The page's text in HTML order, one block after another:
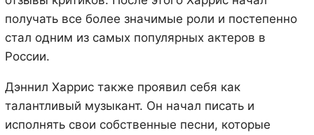
получать все более значимые роли и постепенно
стал одним из самых популярных актеров в
России.
Дэннил Харрис также проявил себя как
талантливый музыкант. Он начал писать и
исполнять свои собственные песни, которые